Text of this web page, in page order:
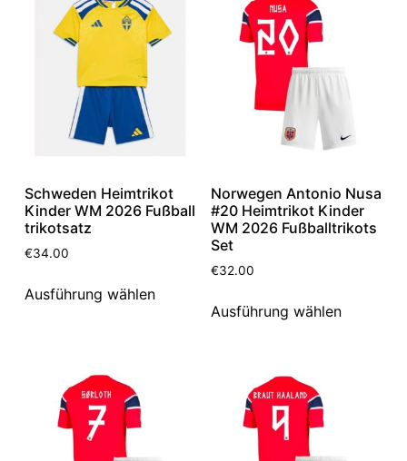
Schweden Heimtrikot
Kinder WM 2026 Fußball
trikotsatz
€34.00
Ausführung wählen
Norwegen Antonio Nusa
#20 Heimtrikot Kinder
WM 2026 Fußballtrikots
Set
€32.00
Ausführung wählen